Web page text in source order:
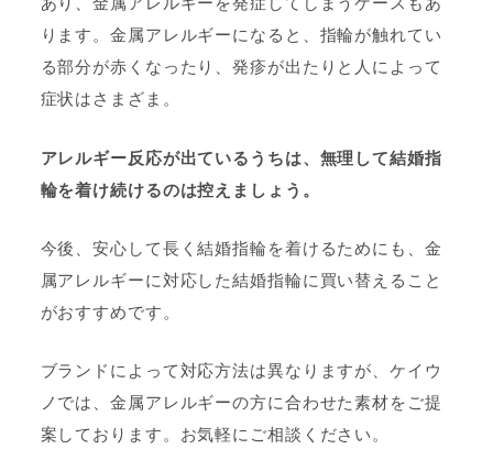
あり、金属アレルギーを発症してしまうケースもあ
ります。金属アレルギーになると、指輪が触れてい
る部分が赤くなったり、発疹が出たりと人によって
症状はさまざま。
アレルギー反応が出ているうちは、無理して結婚指
輪を着け続けるのは控えましょう。
今後、安心して長く結婚指輪を着けるためにも、金
属アレルギーに対応した結婚指輪に買い替えること
がおすすめです。
ブランドによって対応方法は異なりますが、ケイウ
ノでは、金属アレルギーの方に合わせた素材をご提
案しております。お気軽にご相談ください。